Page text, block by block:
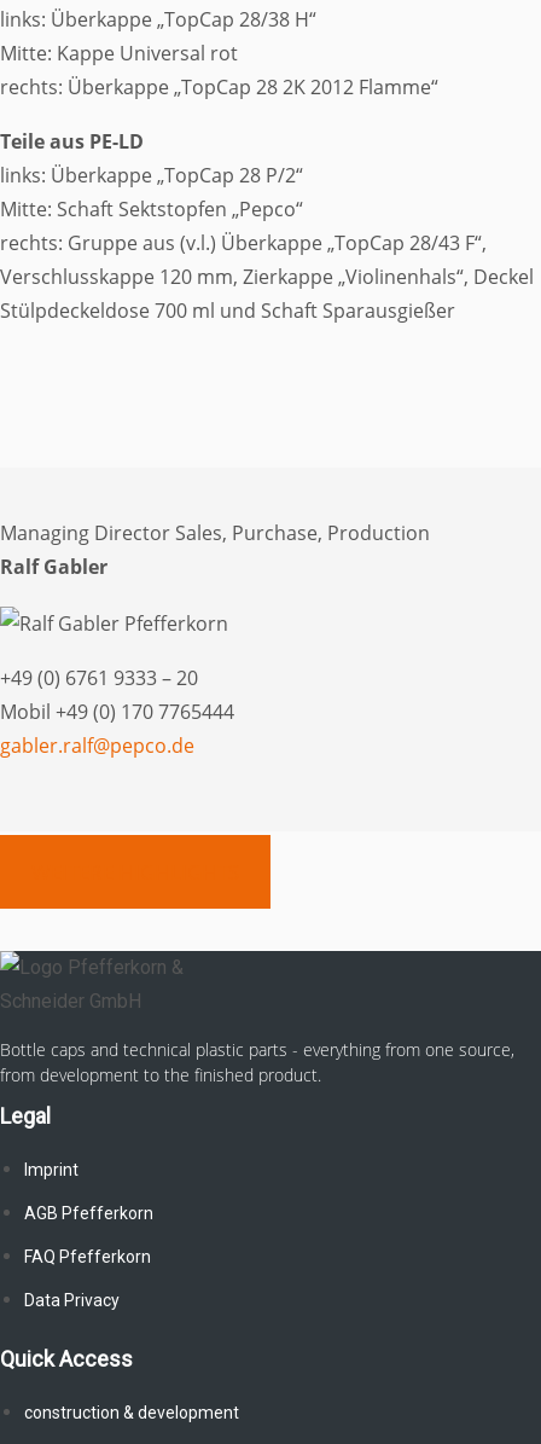
links: Überkappe „TopCap 28/38 H“
Mitte: Kappe Universal rot
rechts: Überkappe „TopCap 28 2K 2012 Flamme“
Teile aus PE-LD
links: Überkappe „TopCap 28 P/2“
Mitte: Schaft Sektstopfen „Pepco“
rechts: Gruppe aus (v.l.) Überkappe „TopCap 28/43 F“,
Verschlusskappe 120 mm, Zierkappe „Violinenhals“, Deckel
Stülpdeckeldose 700 ml und Schaft Sparausgießer
Managing Director Sales, Purchase, Production
Ralf Gabler
+49 (0) 6761 9333 – 20
Mobil +49 (0) 170 7765444
gabler.ralf@pepco.de
Bottle caps and technical plastic parts - everything from one source,
from development to the finished product.
Legal
Imprint
AGB Pfefferkorn
FAQ Pfefferkorn
Data Privacy
Quick Access
construction & development